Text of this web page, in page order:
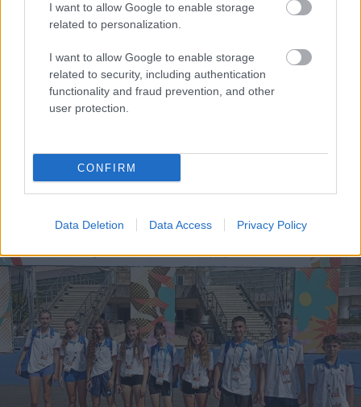
I want to allow Google to enable storage
related to personalization.
I want to allow Google to enable storage
related to security, including authentication
functionality and fraud prevention, and other
user protection.
CONFIRM
Data Deletion Data Access Privacy Policy
σε 2 λεπτά πριν το ταξίδι